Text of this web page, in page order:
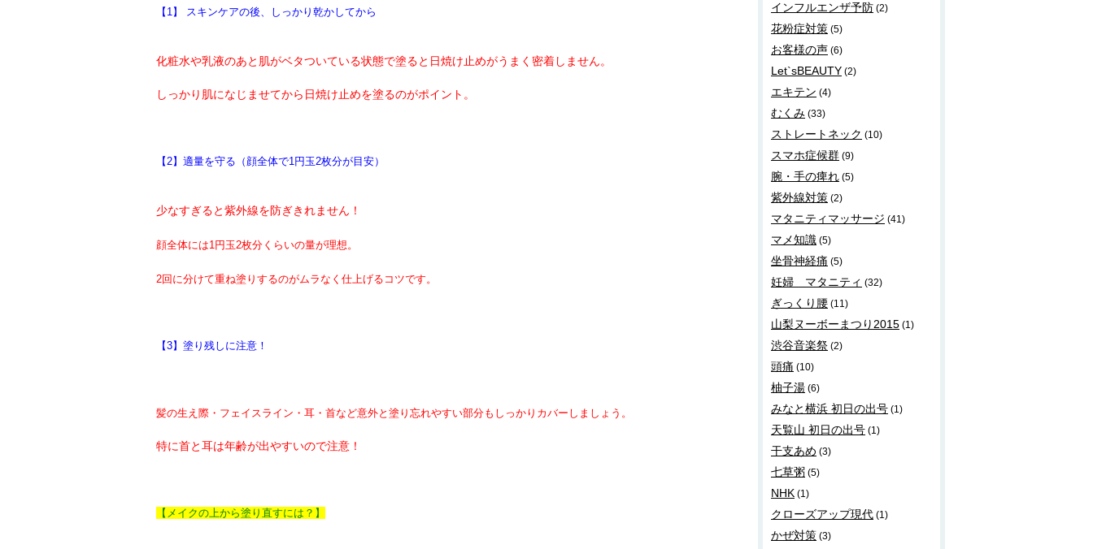
【1】 スキンケアの後、しっかり乾かしてから
化粧水や乳液のあと肌がベタついている状態で塗ると日焼け止めがうまく密着しません。
しっかり肌になじませてから日焼け止めを塗るのがポイント。
【2】適量を守る（顔全体で1円玉2枚分が目安）
少なすぎると紫外線を防ぎきれません！
顔全体には1円玉2枚分くらいの量が理想。
2回に分けて重ね塗りするのがムラなく仕上げるコツです。
【3】塗り残しに注意！
髪の生え際・フェイスライン・耳・首など意外と塗り忘れやすい部分もしっかりカバーしましょう。
特に首と耳は年齢が出やすいので注意！
【メイクの上から塗り直すには？】
インフルエンザ予防 (2)
花粉症対策 (5)
お客様の声 (6)
Let`sBEAUTY (2)
エキテン (4)
むくみ (33)
ストレートネック (10)
スマホ症候群 (9)
腕・手の痺れ (5)
紫外線対策 (2)
マタニティマッサージ (41)
マメ知識 (5)
坐骨神経痛 (5)
妊婦 マタニティ (32)
ぎっくり腰 (11)
山梨ヌーボーまつり2015 (1)
渋谷音楽祭 (2)
頭痛 (10)
柚子湯 (6)
みなと横浜 初日の出号 (1)
天覧山 初日の出号 (1)
干支あめ (3)
七草粥 (5)
NHK (1)
クローズアップ現代 (1)
かぜ対策 (3)